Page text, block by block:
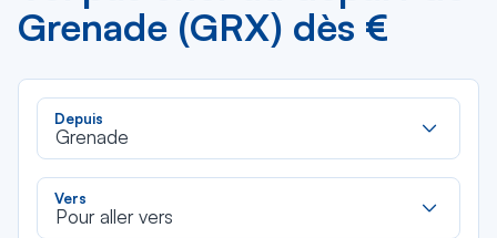
Grenade (GRX) dès €
Depuis
Grenade
Vers
Pour aller vers